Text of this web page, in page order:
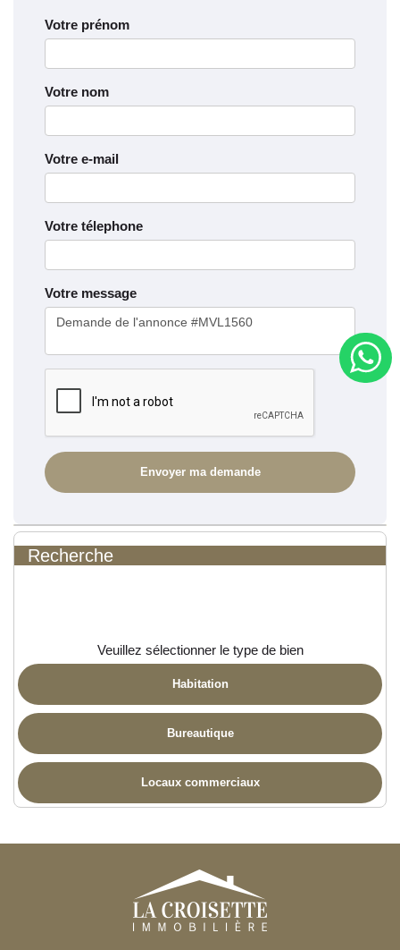
Votre prénom
Votre nom
Votre e-mail
Votre télephone
Votre message
Recherche
Veuillez sélectionner le type de bien
Habitation
Bureautique
Locaux commerciaux